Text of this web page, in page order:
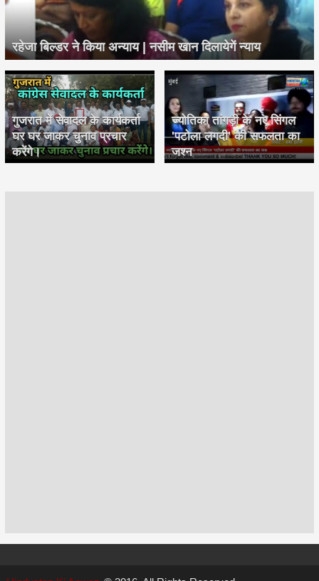
रहेजा बिल्डर ने किया अन्याय | नसीम खान दिलायेगें न्याय
गुजरात में सेवादल के कार्यकर्ता
घर घर जाकर चुनाव प्रचार
करेंगे।
ज्योतिका तांगड़ी के नए सिंगल
'पटोला लगदी' की सफलता का
जश्न